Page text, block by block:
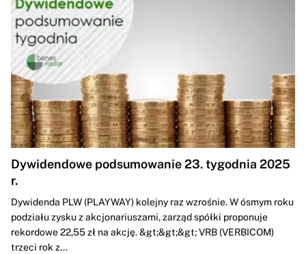
Dywidendowe podsumowanie 23. tygodnia 2025
r.
Dywidenda PLW (PLAYWAY) kolejny raz wzrośnie. W ósmym roku
podziału zysku z akcjonariuszami, zarząd spółki proponuje
rekordowe 22,55 zł na akcję. &gt;&gt;&gt; VRB (VERBICOM)
trzeci rok z...